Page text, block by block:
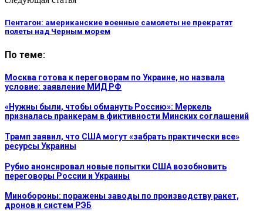
Пентагон: американские военные самолеты не прекратят
полеты над Черным морем
По теме:
Москва готова к переговорам по Украине, но назвала
условие: заявление МИД РФ
«Нужны были, чтобы обмануть Россию»: Меркель
призналась пранкерам в фиктивности Минских соглашений
Трамп заявил, что США могут «забрать практически все»
ресурсы Украины
Рубио анонсировал новые попытки США возобновить
переговоры России и Украины
Минобороны: поражены заводы по производству ракет,
дронов и систем РЭБ